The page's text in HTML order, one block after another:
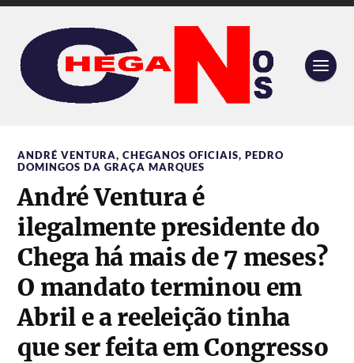
ANDRÉ VENTURA,CHEGANOS OFICIAIS,PEDRO
DOMINGOS DA GRAÇA MARQUES
André Ventura é
ilegalmente presidente do
Chega há mais de 7 meses?
O mandato terminou em
Abril e a reeleição tinha
que ser feita em Congresso